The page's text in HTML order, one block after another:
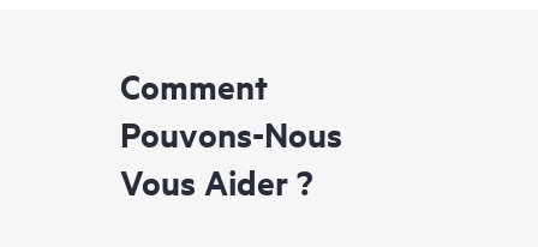
Comment
Pouvons-Nous
Vous Aider ?